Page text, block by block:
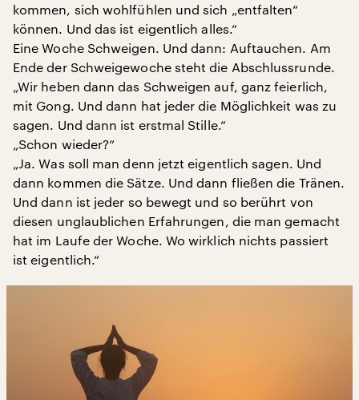
kommen, sich wohlfühlen und sich „entfalten“
können. Und das ist eigentlich alles.“
Eine Woche Schweigen. Und dann: Auftauchen. Am
Ende der Schweigewoche steht die Abschlussrunde.
„Wir heben dann das Schweigen auf, ganz feierlich,
mit Gong. Und dann hat jeder die Möglichkeit was zu
sagen. Und dann ist erstmal Stille.“
„Schon wieder?“
„Ja. Was soll man denn jetzt eigentlich sagen. Und
dann kommen die Sätze. Und dann fließen die Tränen.
Und dann ist jeder so bewegt und so berührt von
diesen unglaublichen Erfahrungen, die man gemacht
hat im Laufe der Woche. Wo wirklich nichts passiert
ist eigentlich.“